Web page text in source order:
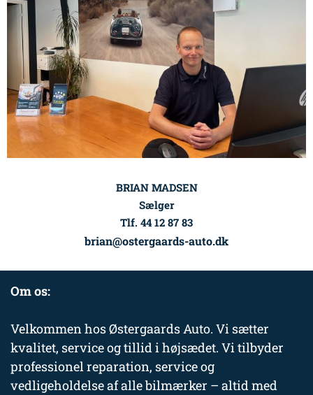
BRIAN MADSEN
Sælger
Tlf. 44 12 87 83
brian@ostergaards-auto.dk
Om os:
Velkommen hos Østergaards Auto. Vi sætter
kvalitet, service og tillid i højsædet. Vi tilbyder
professionel reparation, service og
vedligeholdelse af alle bilmærker – altid med